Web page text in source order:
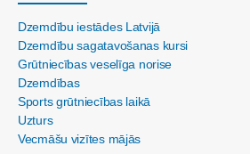
Dzemdību iestādes Latvijā
Dzemdību sagatavošanas kursi
Grūtniecības veselīga norise
Dzemdības
Sports grūtniecības laikā
Uzturs
Vecmāšu vizītes mājās